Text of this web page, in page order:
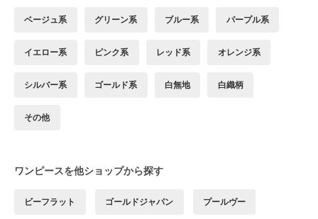
ベージュ系 グリーン系 ブルー系 パープル系
イエロー系 ピンク系 レッド系 オレンジ系
シルバー系 ゴールド系 白無地 白織柄
その他
ワンピースを他ショップから探す
ビーフラット ゴールドジャパン プールヴー